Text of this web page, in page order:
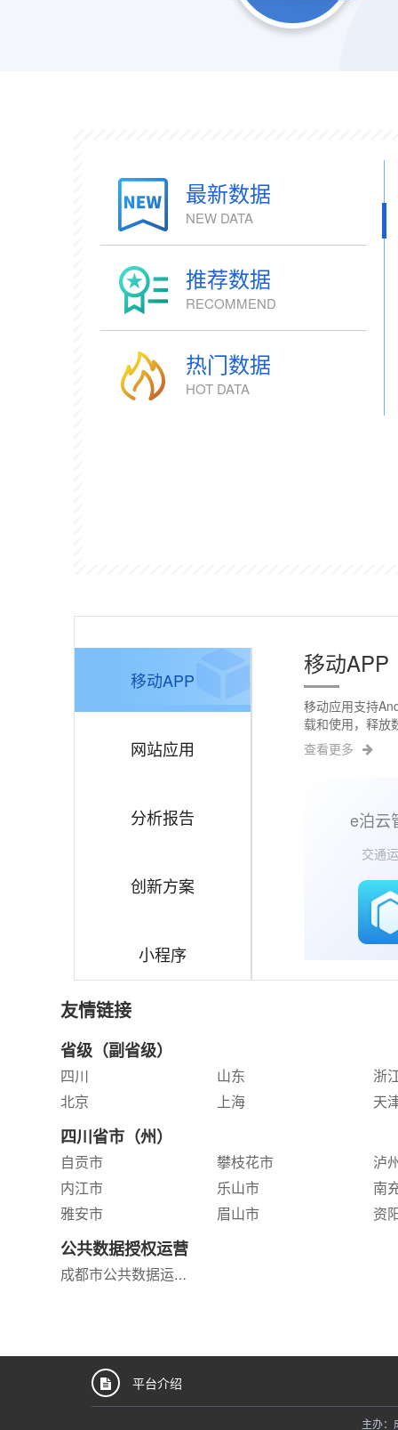
最新数据
NEW DATA
推荐数据
RECOMMEND
热门数据
HOT DATA
移动APP
网站应用
分析报告
创新方案
小程序
移动APP
移动应用支持
载和使用，释放
查看更多
e泊云
交通
友情链接
省级（副省级）
四川 山东
浙
北京
上海 天
四川省市（州）
自贡市 攀枝花市
泸
内江市
乐山市
南
雅安市
眉山市 资
公共数据授权运营
成都市公共数据运营服务平台
平台介绍
主办：